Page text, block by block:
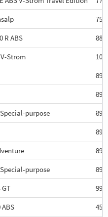
755
R ABS
889
V-Strom
895
895
Special-purpose
895
895
895
Special-purpose
895
GT
999
ABS
452